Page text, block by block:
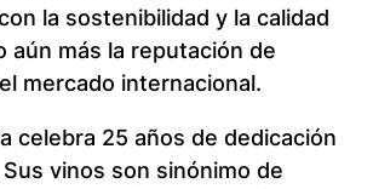
la sostenibilidad y la calidad
aún más la reputación de
mercado internacional.
celebra 25 años de dedicación
vinos son sinónimo de